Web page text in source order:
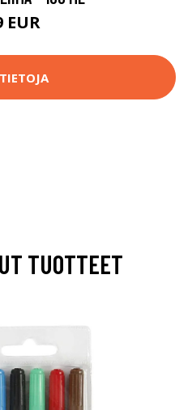
EUR
TUOTTEET